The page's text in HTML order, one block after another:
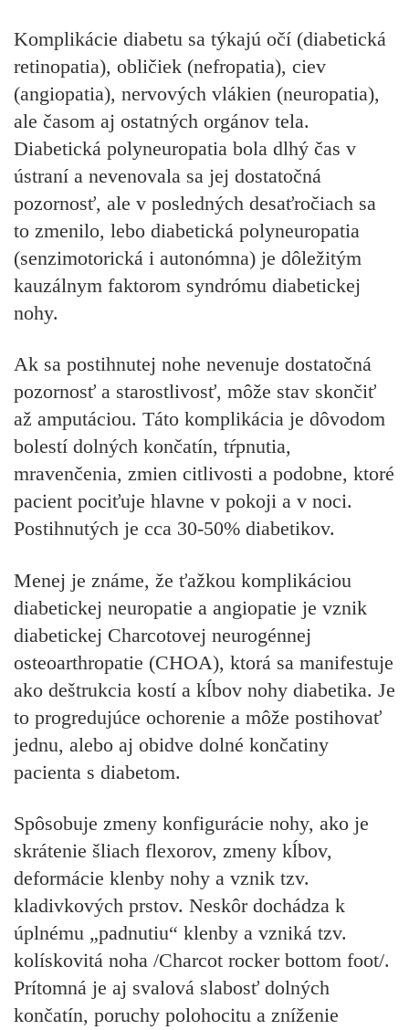
Komplikácie diabetu sa týkajú očí (diabetická
retinopatia), obličiek (nefropatia), ciev
(angiopatia), nervových vlákien (neuropatia),
ale časom aj ostatných orgánov tela.
Diabetická polyneuropatia bola dlhý čas v
ústraní a nevenovala sa jej dostatočná
pozornosť, ale v posledných desaťročiach sa
to zmenilo, lebo diabetická polyneuropatia
(senzimotorická i autonómna) je dôležitým
kauzálnym faktorom syndrómu diabetickej
nohy.
Ak sa postihnutej nohe nevenuje dostatočná
pozornosť a starostlivosť, môže stav skončiť
až amputáciou. Táto komplikácia je dôvodom
bolestí dolných končatín, tŕpnutia,
mravenčenia, zmien citlivosti a podobne, ktoré
pacient pociťuje hlavne v pokoji a v noci.
Postihnutých je cca 30-50% diabetikov.
Menej je známe, že ťažkou komplikáciou
diabetickej neuropatie a angiopatie je vznik
diabetickej Charcotovej neurogénnej
osteoarthropatie (CHOA), ktorá sa manifestuje
ako deštrukcia kostí a kĺbov nohy diabetika. Je
to progredujúce ochorenie a môže postihovať
jednu, alebo aj obidve dolné končatiny
pacienta s diabetom.
Spôsobuje zmeny konfigurácie nohy, ako je
skrátenie šliach flexorov, zmeny kĺbov,
deformácie klenby nohy a vznik tzv.
kladivkových prstov. Neskôr dochádza k
úplnému „padnutiu“ klenby a vzniká tzv.
kolískovitá noha /Charcot rocker bottom foot/.
Prítomná je aj svalová slabosť dolných
končatín, poruchy polohocitu a zníženie